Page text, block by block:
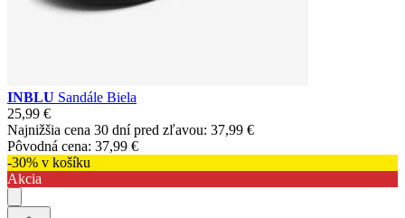
INBLU Sandále Biela
25,99 €
Najnižšia cena 30 dní pred zľavou: 37,99 €
Pôvodná cena: 37,99 €
-30% v košíku
Akcia